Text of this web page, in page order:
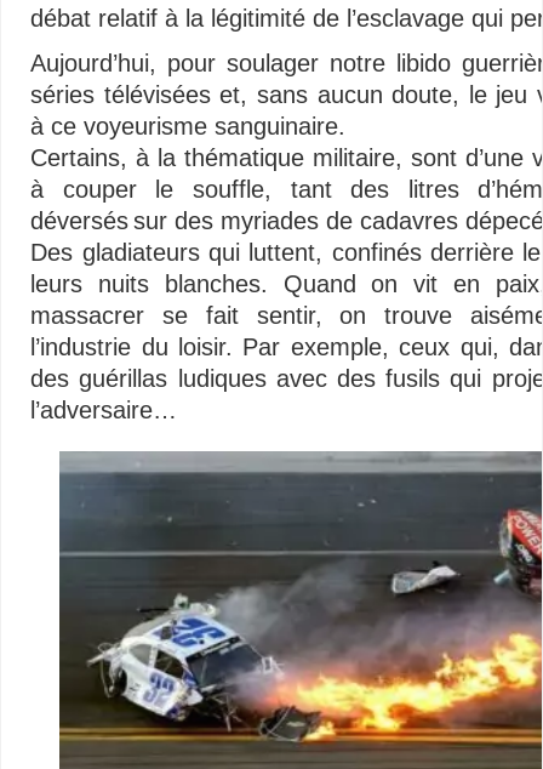
débat relatif à la légitimité de l’esclavage qui
Aujourd’hui, pour soulager notre libido
séries télévisées et, sans aucun doute, le jeu
à ce voyeurisme sanguinaire.
Certains, à la thématique militaire, sont d’une
à couper le souffle, tant des litres
déversés sur des myriades de cadavres
Des gladiateurs qui luttent, confinés derrière
leurs nuits blanches. Quand on vit en
massacrer se fait sentir, on trouve
l’industrie du loisir. Par exemple, ceux qui,
des guérillas ludiques avec des fusils qui
l’adversaire…